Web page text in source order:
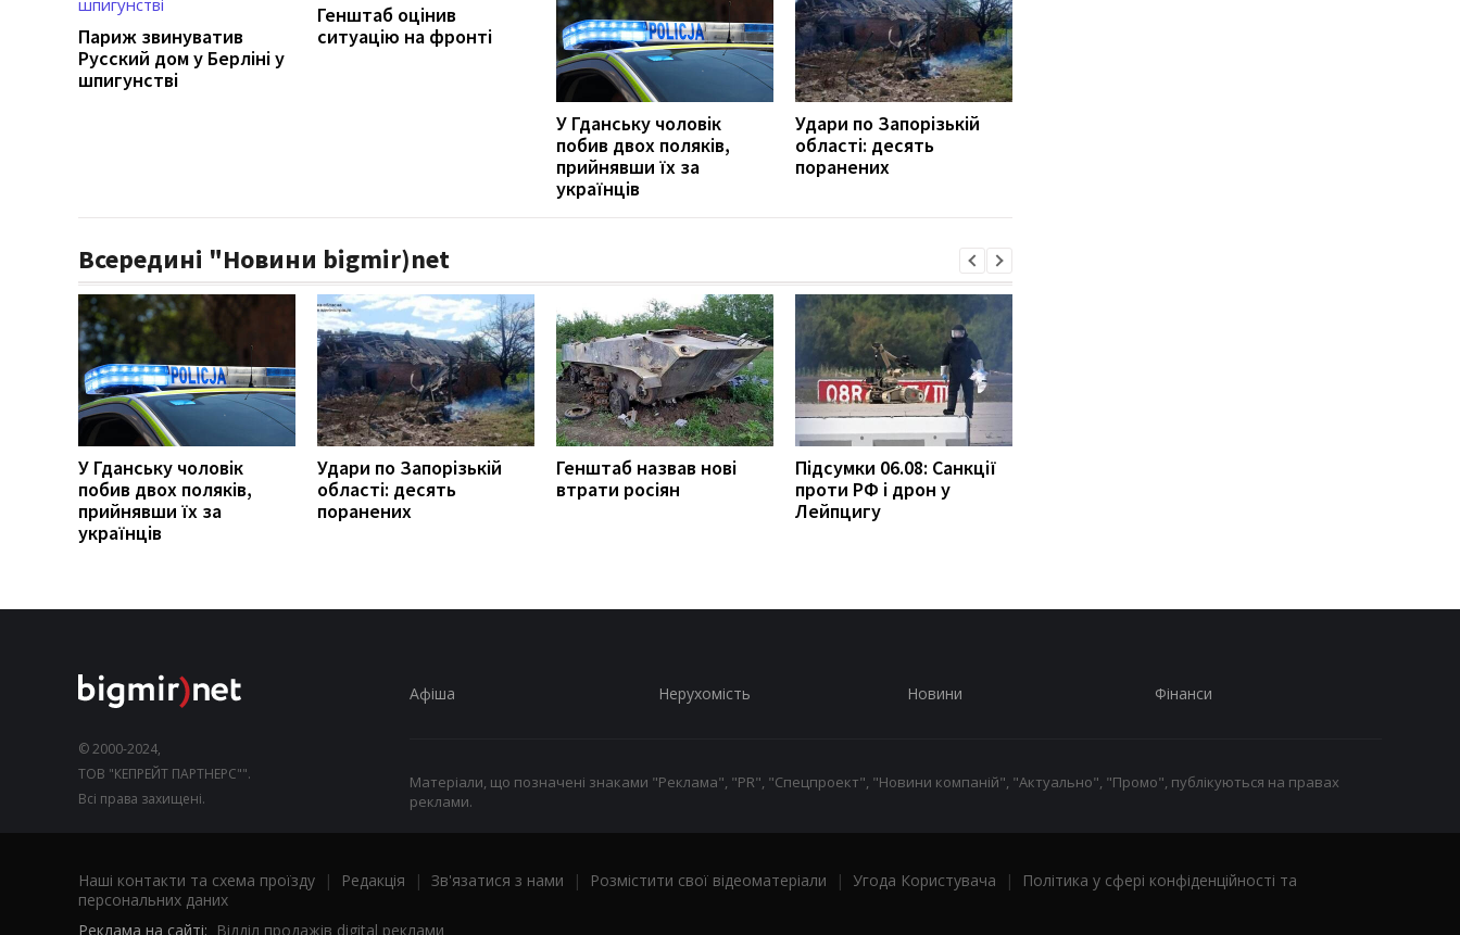
Париж звинуватив
Русский дом у Берліні у
шпигунстві
Генштаб оцінив
ситуацію на фронті
У Гданську чоловік
побив двох поляків,
прийнявши їх за
українців
Удари по Запорізькій
області: десять
поранених
Всередині "Новини bigmir)net
У Гданську чоловік
побив двох поляків,
прийнявши їх за
українців
Удари по Запорізькій
області: десять
поранених
Генштаб назвав нові
втрати росіян
Підсумки 06.08: Санкції
проти РФ і дрон у
Лейпцигу
© 2000-2024,
ТОВ "КЕПРЕЙТ ПАРТНЕРС"".
Всі права захищені.
Афіша Нерухомість Новини Фінанси
Матеріали, що позначені знаками "Реклама", "PR", "Спецпроект", "Новини компаній", "Актуально", "Промо", публікуються на правах
реклами.
Наші контакти та схема проїзду | Редакція | Зв'язатися з нами | Розмістити свої відеоматеріали | Угода Користувача |
Політика у сфері конфіденційності та
персональних даних
Реклама на сайті: Відділ продажів digital реклами